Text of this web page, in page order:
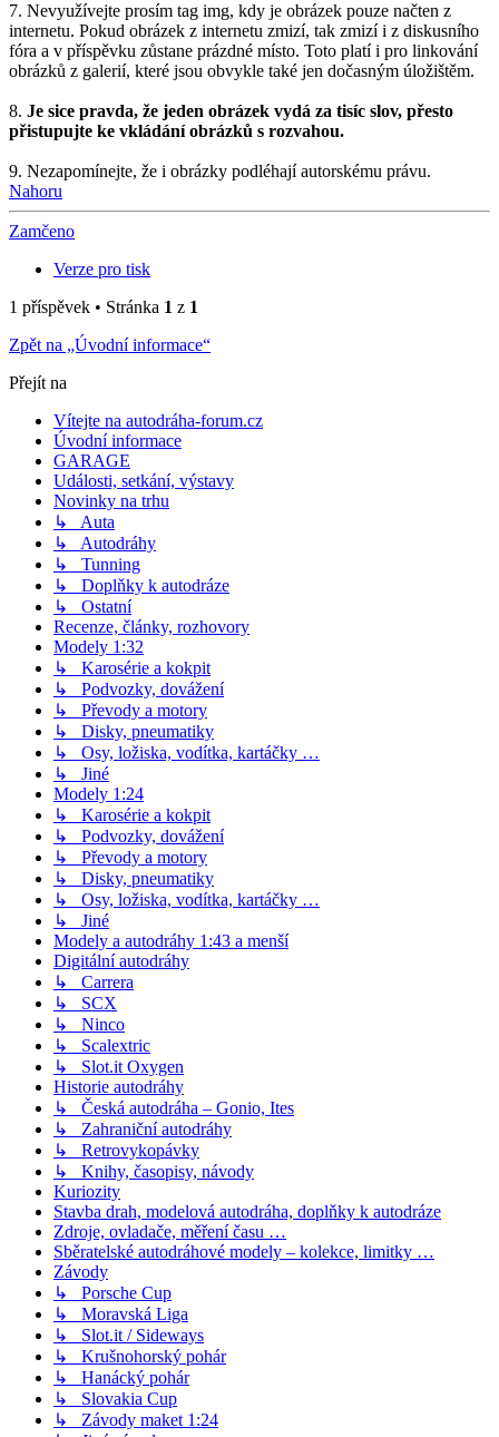
7. Nevyužívejte prosím tag img, kdy je obrázek pouze načten z
internetu. Pokud obrázek z internetu zmizí, tak zmizí i z diskusního
fóra a v příspěvku zůstane prázdné místo. Toto platí i pro linkování
obrázků z galerií, které jsou obvykle také jen dočasným úložištěm.
8. Je sice pravda, že jeden obrázek vydá za tisíc slov, přesto
přistupujte ke vkládání obrázků s rozvahou.
9. Nezapomínejte, že i obrázky podléhají autorskému právu.
Nahoru
Zamčeno
Verze pro tisk
1 příspěvek • Stránka 1 z 1
Zpět na „Úvodní informace“
Přejít na
Vítejte na autodráha-forum.cz
Úvodní informace
GARAGE
Události, setkání, výstavy
Novinky na trhu
↳ Auta
↳ Autodráhy
↳ Tunning
↳ Doplňky k autodráze
↳ Ostatní
Recenze, články, rozhovory
Modely 1:32
↳ Karosérie a kokpit
↳ Podvozky, dovážení
↳ Převody a motory
↳ Disky, pneumatiky
↳ Osy, ložiska, vodítka, kartáčky …
↳ Jiné
Modely 1:24
↳ Karosérie a kokpit
↳ Podvozky, dovážení
↳ Převody a motory
↳ Disky, pneumatiky
↳ Osy, ložiska, vodítka, kartáčky …
↳ Jiné
Modely a autodráhy 1:43 a menší
Digitální autodráhy
↳ Carrera
↳ SCX
↳ Ninco
↳ Scalextric
↳ Slot.it Oxygen
Historie autodráhy
↳ Česká autodráha – Gonio, Ites
↳ Zahraniční autodráhy
↳ Retrovykopávky
↳ Knihy, časopisy, návody
Kuriozity
Stavba drah, modelová autodráha, doplňky k autodráze
Zdroje, ovladače, měření času …
Sběratelské autodráhové modely – kolekce, limitky …
Závody
↳ Porsche Cup
↳ Moravská Liga
↳ Slot.it / Sideways
↳ Krušnohorský pohár
↳ Hanácký pohár
↳ Slovakia Cup
↳ Závody maket 1:24